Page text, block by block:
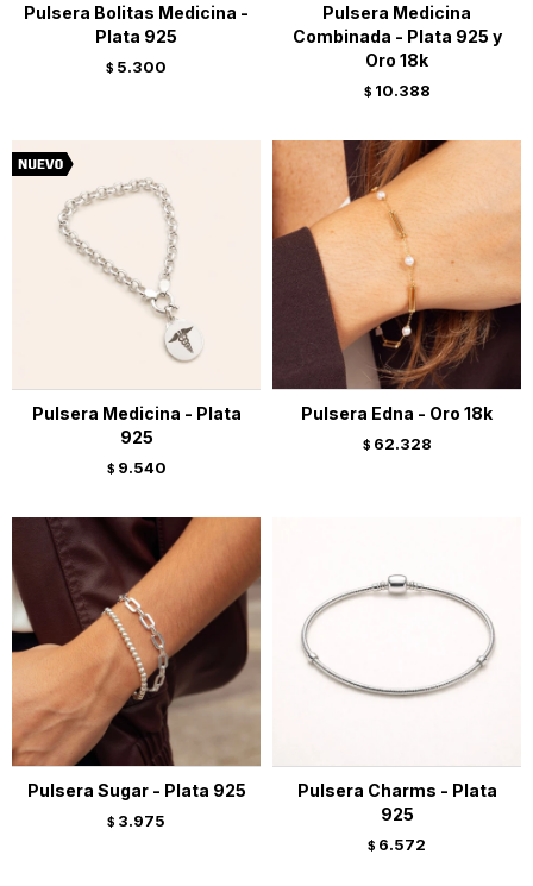
Pulsera Bolitas Medicina -
Plata 925
$ 5.300
Pulsera Medicina
Combinada - Plata 925 y
Oro 18k
$ 10.388
Pulsera Medicina - Plata
925
$ 9.540
Pulsera Edna - Oro 18k
$ 62.328
Pulsera Sugar - Plata 925
$ 3.975
Pulsera Charms - Plata
925
$ 6.572